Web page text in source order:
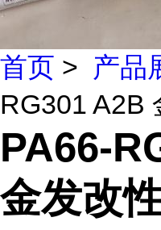
首页 > 产品
RG301 A2B
PA66-
金发改